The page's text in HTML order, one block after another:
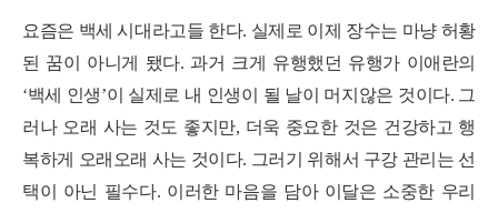
요즘은 백세 시대라고들 한다. 실제로 이제 장수는 마냥 허황
된 꿈이 아니게 됐다. 과거 크게 유행했던 유행가 이애란의
‘백세 인생’이 실제로 내 인생이 될 날이 머지않은 것이다. 그
러나 오래 사는 것도 좋지만, 더욱 중요한 것은 건강하고 행
복하게 오래오래 사는 것이다. 그러기 위해서 구강 관리는 선
택이 아닌 필수다. 이러한 마음을 담아 이달은 소중한 우리